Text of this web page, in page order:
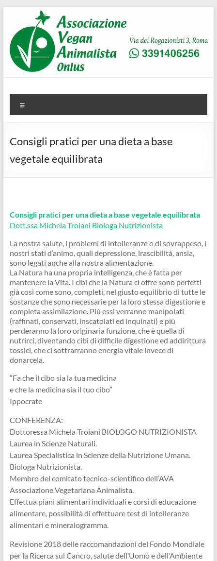
contenuto
AVA
Associazione Vegan Animalista
Consigli pratici per una dieta a base
vegetale equilibrata
Consigli pratici per una dieta a base vegetale equilibrata
Dott.ssa Michela Troiani Biologa Nutrizionista
La nostra salute, i problemi di intolleranze o di sovrappeso, i
nostri stati d’animo, quali depressione, irascibilità, ansia,
sono legati anche alla nostra alimentazione.
La Natura ha una propria intelligenza, che è fatta per
mantenere la Vita. I cibi che la Natura ci offre sono perfetti
già così come sono, completi, nel giusto equilibrio di tutte le
sostanze che sono necessarie per la loro stessa digestione e
completa assimilazione. Più essi verranno manipolati
(raffinati, conservati, inscatolati ed inquinati) e più
perderanno la loro originaria funzione, che è quella di
nutrirci, diventando cibi di difficile digestione ed addirittura
tossici, che ci sottrarranno energia vitale invece di
donarcela.
“Fa che il cibo sia la tua medicina
e che la medicina sia il tuo cibo”
Ippocrate
CONFERENZA:
Dottoressa Michela Troiani BIOLOGO NUTRIZIONISTA
Laurea in Scienze Naturali.
Laurea Specialistica in Scienze della Nutrizione Umana.
Biologa Nutrizionista.
Membro del comitato tecnico-scientifico dell’AVA
Associazione Vegetariana Animalista.
Effettua piani alimentari individuali e corsi di educazione
alimentare, possibilità di effettuare test di intolleranze
alimentari e mineralogramma.
Revisione 2018 delle raccomandazioni del Fondo Mondiale
per la Ricerca sul Cancro, salute dell’Uomo e dell’Ambiente